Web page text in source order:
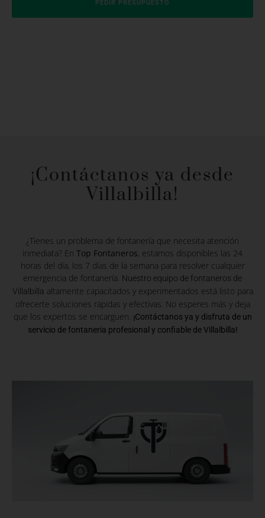
PEDIR PRESUPUESTO
¡Contáctanos ya desde
Villalbilla!
¿Tienes un problema de fontanería que necesita atención
inmediata? En Top Fontaneros, estamos disponibles las 24
horas del día, los 7 días de la semana para resolver cualquier
emergencia de fontanería. Nuestro equipo de fontaneros de
Villalbilla altamente capacitados y experimentados está listo para
ofrecerte soluciones rápidas y efectivas. No esperes más y deja
que los expertos se encarguen. ¡Contáctanos ya y disfruta de un
servicio de fontanería profesional y confiable de Villalbilla!